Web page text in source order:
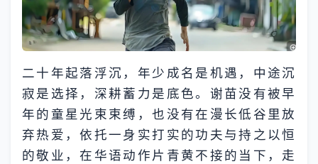
二十年起落浮沉，年少成名是机遇，中途沉
寂是选择，深耕蓄力是底色。谢苗没有被早
年的童星光束束缚，也没有在漫长低谷里放
弃热爱，依托一身实打实的功夫与持之以恒
的敬业，在华语动作片青黄不接的当下，走